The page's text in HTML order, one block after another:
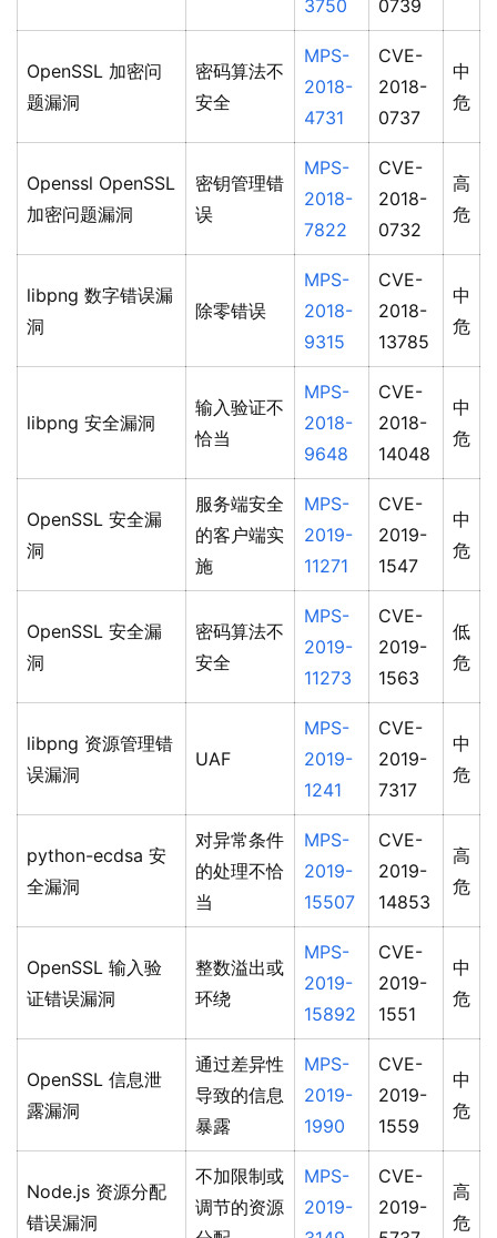
3750 0739
OpenSSL 加密问
题漏洞
密码算法不
安全
MPS-
2018-
4731
CVE-
2018-
0737
中
危
Openssl OpenSSL
加密问题漏洞
密钥管理错
误
MPS-
2018-
7822
CVE-
2018-
0732
高
危
libpng 数字错误漏
洞
除零错误
MPS-
2018-
9315
CVE-
2018-
13785
中
危
libpng 安全漏洞
输入验证不
恰当
MPS-
2018-
9648
CVE-
2018-
14048
中
危
OpenSSL 安全漏
洞
服务端安全
的客户端实
施
MPS-
2019-
11271
CVE-
2019-
1547
中
危
OpenSSL 安全漏
洞
密码算法不
安全
MPS-
2019-
11273
CVE-
2019-
1563
低
危
libpng 资源管理错
误漏洞
UAF
MPS-
2019-
1241
CVE-
2019-
7317
中
危
python-ecdsa 安
全漏洞
对异常条件
的处理不恰
当
MPS-
2019-
15507
CVE-
2019-
14853
高
危
OpenSSL 输入验
证错误漏洞
整数溢出或
环绕
MPS-
2019-
15892
CVE-
2019-
1551
中
危
OpenSSL 信息泄
露漏洞
通过差异性
导致的信息
暴露
MPS-
2019-
1990
CVE-
2019-
1559
中
危
Node.js 资源分配
错误漏洞
不加限制或
调节的资源
MPS-
2019-
CVE-
2019-
高
危